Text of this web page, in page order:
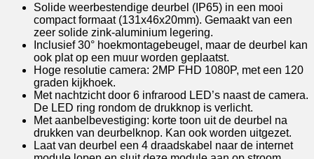
Solide weerbestendige deurbel (IP65) in een mooi
compact formaat (131x46x20mm). Gemaakt van een
zeer solide zink-aluminium legering.
Inclusief 30° hoekmontagebeugel, maar de deurbel kan
ook plat op een muur worden geplaatst.
Hoge resolutie camera: 2MP FHD 1080P, met een 120
graden kijkhoek.
Met nachtzicht door 6 infrarood LED’s naast de camera.
De LED ring rondom de drukknop is verlicht.
Met aanbelbevestiging: korte toon uit de deurbel na
drukken van deurbelknop. Kan ook worden uitgezet.
Laat van deurbel een 4 draadskabel naar de internet